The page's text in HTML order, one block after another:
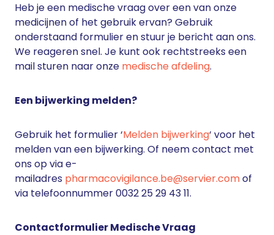
Heb je een medische vraag over een van onze
medicijnen of het gebruik ervan? Gebruik
onderstaand formulier en stuur je bericht aan ons.
We reageren snel. Je kunt ook rechtstreeks een
mail sturen naar onze medische afdeling.
Een bijwerking melden?
Gebruik het formulier ‘Melden bijwerking‘ voor het
melden van een bijwerking. Of neem contact met
ons op via e-
mailadres pharmacovigilance.be@servier.comof
via telefoonnummer 0032 25 29 43 11.
Contactformulier Medische Vraag